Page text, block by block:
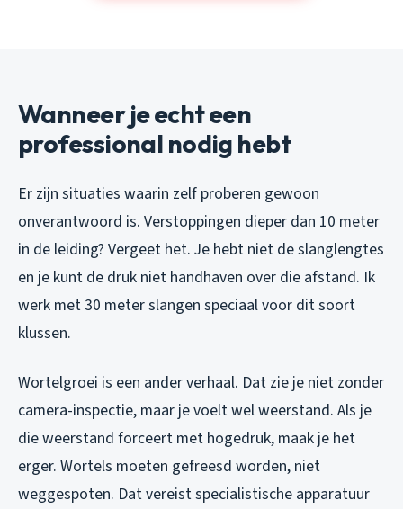
Wanneer je echt een
professional nodig hebt
Er zijn situaties waarin zelf proberen gewoon
onverantwoord is. Verstoppingen dieper dan 10 meter
in de leiding? Vergeet het. Je hebt niet de slanglengtes
en je kunt de druk niet handhaven over die afstand. Ik
werk met 30 meter slangen speciaal voor dit soort
klussen.
Wortelgroei is een ander verhaal. Dat zie je niet zonder
camera-inspectie, maar je voelt wel weerstand. Als je
die weerstand forceert met hogedruk, maak je het
erger. Wortels moeten gefreesd worden, niet
weggespoten. Dat vereist specialistische apparatuur